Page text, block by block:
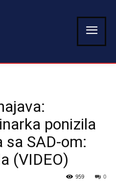
ponizila
sa SAD-om:
(VIDEO)
0
959